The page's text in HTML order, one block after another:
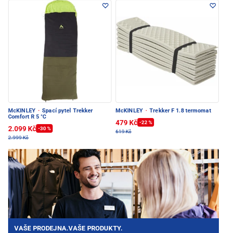
McKINLEY · Spací pytel Trekker
Comfort R 5 °C
2.099 Kč -30 %
2.999 Kč
McKINLEY · Trekker F 1.8 termomat
479 Kč -22 %
619 Kč
VAŠE PRODEJNA.VAŠE PRODUKTY.